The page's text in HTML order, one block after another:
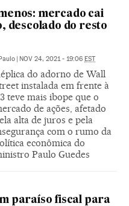
mercado cai
descolado do resto
| NOV 24, 2021 - 19:06 EST
do adorno de Wall
instalada em frente à
teve mais ibope que o
de ações, afetado
alta de juros e pela
com o rumo da
econômica do
Paulo Guedes
paraíso fiscal para